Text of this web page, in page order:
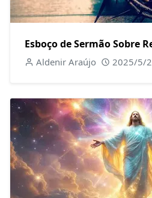
Esboço de Sermão Sobre
Aldenir Araújo 2025/5/